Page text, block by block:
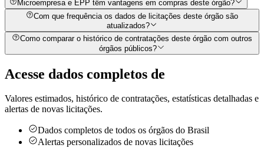
Microempresa e EPP têm vantagens em compras deste órgão?
Com que frequência os dados de licitações deste órgão são
atualizados?
Como comparar o histórico de contratações deste órgão com outros
órgãos públicos?
Acesse dados completos de
Valores estimados, histórico de contratações, estatísticas detalhadas e
alertas de novas licitações.
Dados completos de todos os órgãos do Brasil
Alertas personalizados de novas licitações